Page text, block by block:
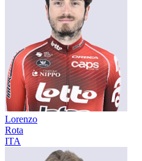
Lorenzo
Rota
ITA